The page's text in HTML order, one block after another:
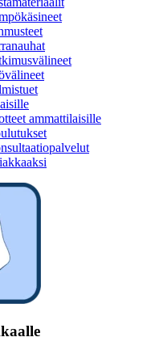
ammattilaisille